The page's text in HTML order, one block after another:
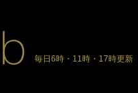
毎日6時・11時・17時更新